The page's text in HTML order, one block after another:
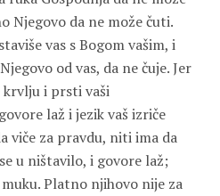
Njegovo da ne može čuti.
vas s Bogom vašim, i
od vas, da ne čuje. Jer
krvlju i prsti vaši
laž i jezik vaš izriče
viče za pravdu, niti ima da
u ništavilo, i govore laž;
Platno njihovo nije za